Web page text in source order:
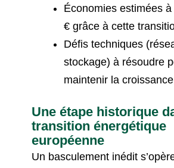
Économies estimées
€ grâce à cette
Défis techniques
stockage) à résoudre
maintenir la
Une étape historique
transition énergétique
européenne
Un basculement inédit